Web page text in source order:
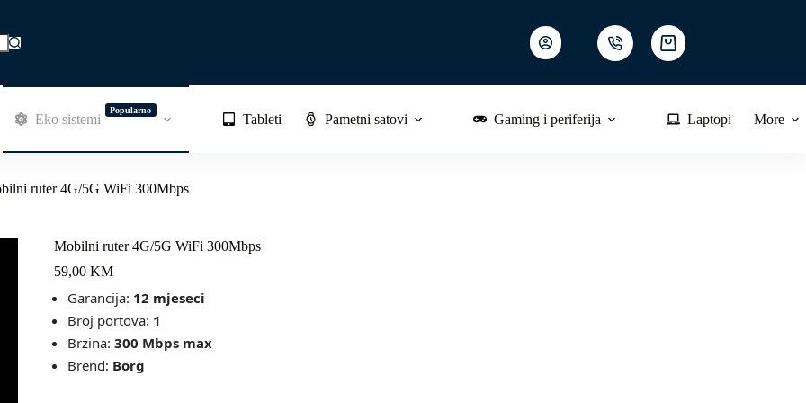
Shopping
cart
Eko sistemi
Popularno
Tableti Pametni satovi Gaming i periferija Laptopi More
ruter 4G/5G WiFi 300Mbps
Mobilni ruter 4G/5G WiFi 300Mbps
59,00 KM
Garancija: 12 mjeseci
Broj portova: 1
Brzina: 300 Mbps max
Brend: Borg